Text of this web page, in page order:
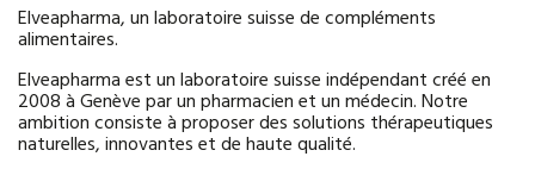
Elveapharma, un laboratoire suisse de compléments
alimentaires.
Elveapharma est un laboratoire suisse indépendant créé en
2008 à Genève par un pharmacien et un médecin. Notre
ambition consiste à proposer des solutions thérapeutiques
naturelles, innovantes et de haute qualité.